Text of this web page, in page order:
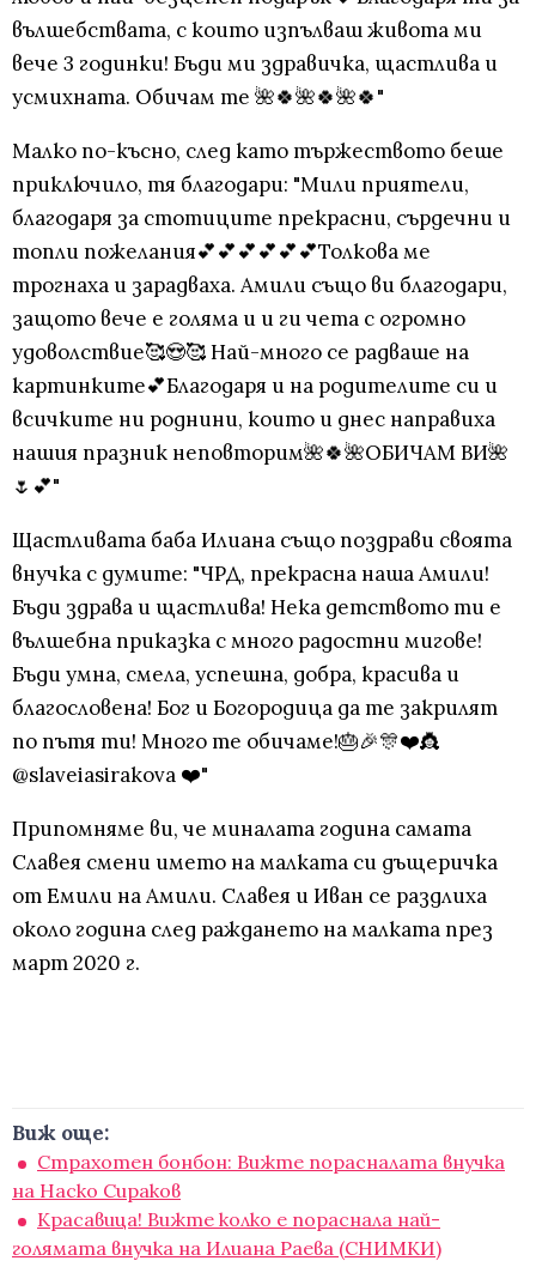
вълшебствата, с които изпълваш живота ми
вече 3 годинки! Бъди ми здравичка, щастлива и
усмихната. Обичам те 🌺🍀🌺🍀🌺🍀"
Малко по-късно, след като тържеството беше
приключило, тя благодари: "Мили приятели,
благодаря за стотиците прекрасни, сърдечни и
топли пожелания💕💕💕💕💕💕Толкова ме
трогнаха и зарадваха. Амили също ви благодари,
защото вече е голяма и и ги чета с огромно
удоволствие🥰😍🥰 Най-много се радваше на
картинките💕Благодаря и на родителите си и
всичките ни роднини, които и днес направиха
нашия празник неповторим🌺🍀🌺ОБИЧАМ ВИ🌺
🌷💕"
Щастливата баба Илиана също поздрави своята
внучка с думите: "ЧРД, прекрасна наша Амили!
Бъди здрава и щастлива! Нека детството ти е
вълшебна приказка с много радостни мигове!
Бъди умна, смела, успешна, добра, красива и
благословена! Бог и Богородица да те закрилят
по пътя ти! Много те обичаме!🎂🎉🎊❤️👸
@slaveiasirakova ❤️"
Припомняме ви, че миналата година самата
Славея смени името на малката си дъщеричка
от Емили на Амили. Славея и Иван се раздлиха
около година след раждането на малката през
март 2020 г.
Виж още:
Страхотен бонбон: Вижте порасналата внучка
на Наско Сираков
Красавица! Вижте колко е пораснала най-
голямата внучка на Илиана Раева (СНИМКИ)